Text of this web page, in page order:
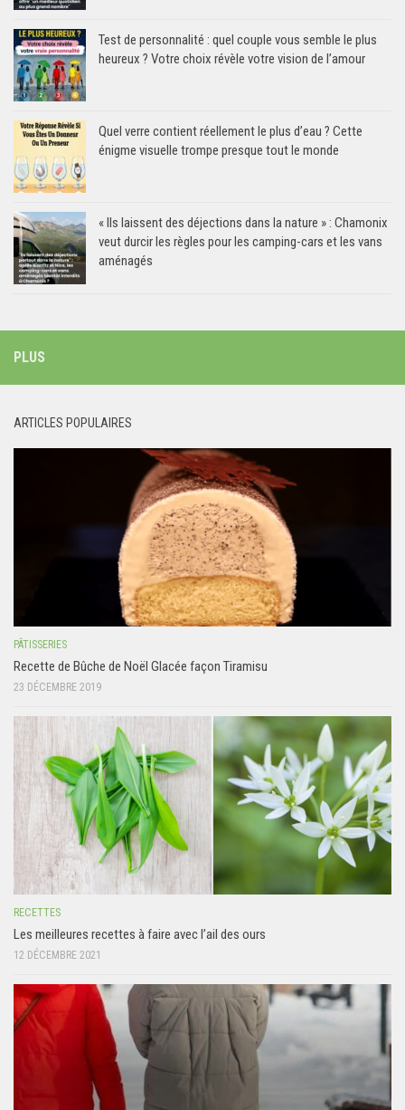
Test de personnalité : quel couple vous semble le plus
heureux ? Votre choix révèle votre vision de l’amour
Quel verre contient réellement le plus d’eau ? Cette
énigme visuelle trompe presque tout le monde
« Ils laissent des déjections dans la nature » : Chamonix
veut durcir les règles pour les camping-cars et les vans
aménagés
PLUS
ARTICLES POPULAIRES
PÂTISSERIES
Recette de Bûche de Noël Glacée façon Tiramisu
23 DÉCEMBRE 2019
RECETTES
Les meilleures recettes à faire avec l’ail des ours
12 DÉCEMBRE 2021